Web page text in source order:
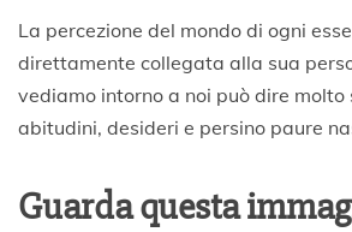
i
2
0
La percezione del mondo di ogni
direttamente collegata alla sua
vediamo intorno a noi può dire molto
abitudini, desideri e persino paure
Guarda questa